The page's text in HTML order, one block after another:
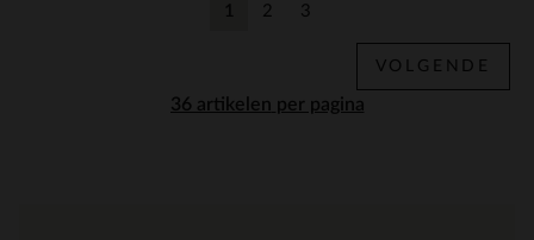
per pagina
1 2 3
VOLGENDE